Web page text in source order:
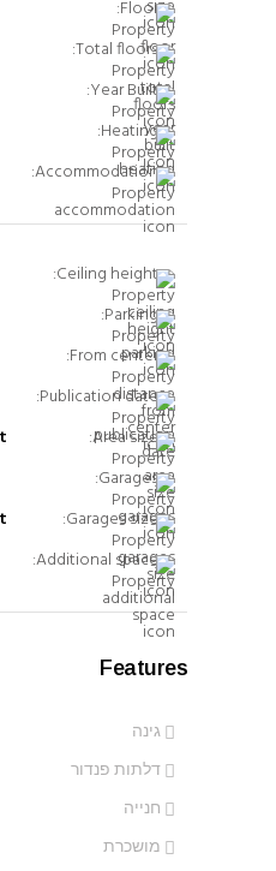
Floor:
Total floors:
Year Built:
Heating:
Accommodation:
Ceiling height:
Parking:
From center:
Publication date:
Area size:
Garages:
Garages size:
Additional space:
Features
גינה
דלתות פנדור
חנייה
מושכרת